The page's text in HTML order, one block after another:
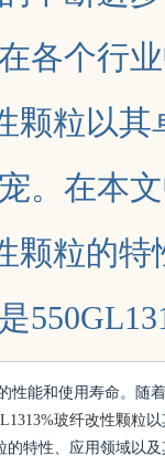
各个行
颗粒以
。在本
颗粒的
性能和使用寿命。随
玻纤改性颗粒
的特性、应用领域以